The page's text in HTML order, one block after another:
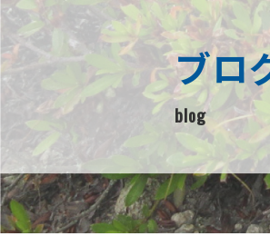
ブロ
blog